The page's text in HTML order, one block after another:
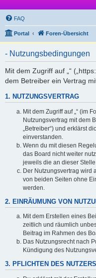
FAQ
Portal Foren-Übersicht
- Nutzungsbedingungen
Mit dem Zugriff auf „“
dem Betreiber ein Vertrag
1. NUTZUNGSVERTRAG
Mit dem Zugriff auf „“ (im
Nutzungsvertrag mit dem
„Betreiber“) und erklärst
einverstanden.
Wenn du mit diesen
das Board nicht weiter
jeweils die an dieser
Der Nutzungsvertrag wird
von beiden Seiten ohne
werden.
2. EINRÄUMUNG VON
Mit dem Erstellen eines
zeitlich und räumlich
Beitrag im Rahmen des
Das Nutzungsrecht nach
Kündigung des
3. PFLICHTEN DES NUTZERS